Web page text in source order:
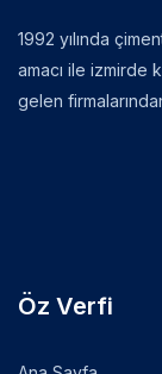
1992 yılında
amacı ile izmirde
gelen
Öz Verfi